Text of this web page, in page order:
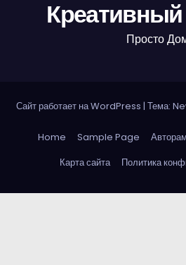
Просто
Сайт работает на WordPress | Тема:
Home Sample Page
Карта сайта
Политика